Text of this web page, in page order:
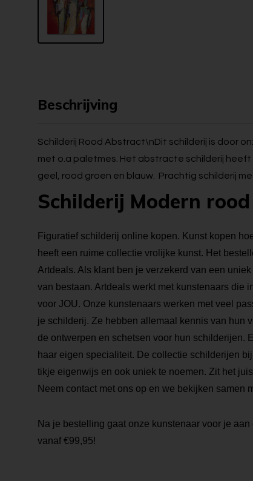
Beschrijving
Schilderij Rood Abstract\nDit schilderij is door
met o.a paletmes. Het abstracte schilderij heeft
geel, rood groen en blauw. Prachtig schilderij
Schilderij Modern
Figuratief schilderij online kopen. Kunst kopen
heeft een ruime collectie vrolijke kunst. Het
Artdeals. Als klant ben je verzekerd van een
van bestaan. Artdeals werkt met kunstenaars die
voor JOU. Onze kunstenaars werken met veel
je schilderij. Ze hebben allemaal kennis van hun
de ontwerpen en schetsen voor hun schilderijen.
haar eigen specialiteit. De collectie schilderijen
tikje eigenwijs en ook uniek te noemen. Zit het
Neem contact met ons op en we bekijken samen
Na je bestelling gaat onze kunstenaar voor je
vanaf €99,95!